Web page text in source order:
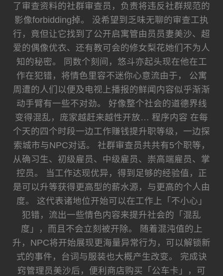
了审查资料的社群审查员，负责将违反社群规范的
影像forbidding掉。 没希望到乏味无聊的审查工执
行，竟但让它找到了公开启寓管由员员妻美沙、超
爱的偶像优衣、还有教可会的修女梨花她们不为人
知的秘密。 同数个刻间，悠斗亦起头现在他在工
作在犯错，将情色里容不迷你心意流由于， 公寓
周遭的人们以便及电视上播报的鲜闻内容似乎渐渐
动手臂有一些不对劲。 好像整个社会的道德界线
变得混乱，庞家越赶来越性开放… 程序内容 在每
个天的四个时段一边工作赚钱提升职等级，一边探
索城市与NPC对话。 社群审查员共共有5个职等，
从确习生、初级雇员、中级雇员、崇高端雇员、掌
控员。 当工作达现优异，得到足够的经验值，正
是可以升等获得更高型的薪水源，与更高的个人由
度。 这代表诸地位开始可以在工作上「不小心」
犯错，流出一些情色内容来提升社会的「混乱
度」，而且不会立刻被开除。 随着混沌值的上
升，NPC将开始展现更海量异常行为，可以解锁新
式的事件，台词与服装也大概产生改变。 完成诀
窍管理员美沙后，便利商店购买「公车卡」，可